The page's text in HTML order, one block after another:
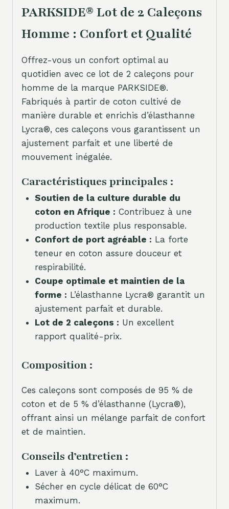
PARKSIDE® Lot de 2 Caleçons
Homme : Confort et Qualité
Offrez-vous un confort optimal au
quotidien avec ce lot de 2 caleçons pour
homme de la marque PARKSIDE®.
Fabriqués à partir de coton cultivé de
manière durable et enrichis d’élasthanne
Lycra®, ces caleçons vous garantissent un
ajustement parfait et une liberté de
mouvement inégalée.
Caractéristiques principales :
Soutien de la culture durable du
coton en Afrique : Contribuez à une
production textile plus responsable.
Confort de port agréable : La forte
teneur en coton assure douceur et
respirabilité.
Coupe optimale et maintien de la
forme : L’élasthanne Lycra® garantit un
ajustement parfait et durable.
Lot de 2 caleçons : Un excellent
rapport qualité-prix.
Composition :
Ces caleçons sont composés de 95 % de
coton et de 5 % d’élasthanne (Lycra®),
offrant ainsi un mélange parfait de confort
et de maintien.
Conseils d’entretien :
Laver à 40°C maximum.
Sécher en cycle délicat de 60°C
maximum.